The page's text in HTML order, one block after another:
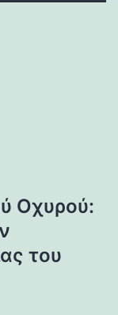
Οχυρού:
του